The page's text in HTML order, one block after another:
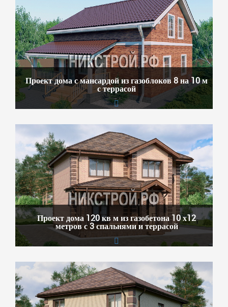
Проект дома с мансардой из газоблоков 8 на 10 м
с террасой
Проект дома 120 кв м из газобетона 10 х12
метров с 3 спальнями и террасой